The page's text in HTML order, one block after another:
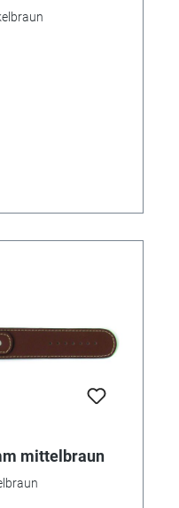
mittelbraun